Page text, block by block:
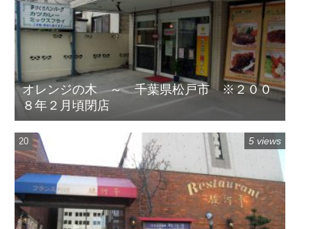
オレンジの木 ～ 千葉県松戸市 ※２００
８年２月頃閉店
5 views